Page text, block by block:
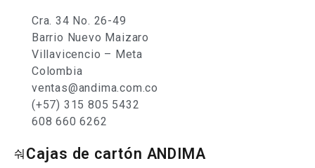
Cra. 34 No. 26-49
Barrio Nuevo Maizaro
Villavicencio – Meta
Colombia
ventas@andima.com.co
(+57) 315 805 5432
608 660 6262
Cajas de cartón ANDIMA